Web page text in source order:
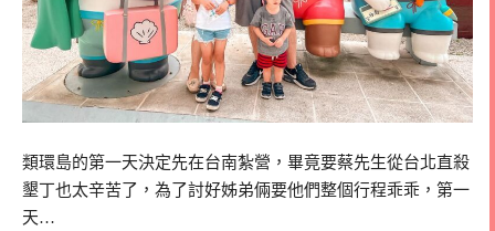
類環島的第一天決定先在台南紮營，畢竟要蔡先生從台北直殺
墾丁也太辛苦了，為了討好姊弟倆要他們整個行程乖乖，第一
天…